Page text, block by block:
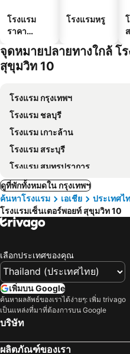
โรงแรม
ราคา
โรงแรมหรู
จุดหมายปลายทางใกล้ โ
สุขุมวิท 10
โรงแรม กรุงเทพฯ
โรงแรม ชลบุรี
โรงแรม เกาะล้าน
โรงแรม สระบุรี
โรงแรม สมุทรปราการ
ดูที่พักทั้งหมดใน กรุงเทพฯ
ค้นหาโรงแรม
เอเชีย ประเทศไ
โรงแรมเซ็นเตอร์พอยท์ สุขุมวิท 10
เลือกประเทศของคุณ
เพิ่มบน Google
ค้นหาผลลัพธ์ของเราได้ง่ายๆ: เพิ่ม trivago
เป็นแหล่งที่มาที่ต้องการบน Google
บริษัท
ผลิตภัณฑ์ของเรา